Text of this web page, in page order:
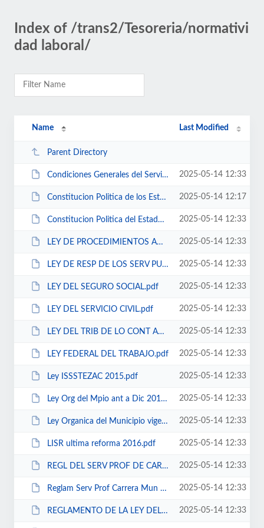
Index of /trans2/Tesoreria/normativi
dad laboral/
Name Last Modified
Parent Directory
Condiciones Generales del Servicio.pdf 2025-05-14 12:33
Constitucion Politica de los Estados Unidos Mexicanos.pdf 2025-05-14 12:17
Constitucion Politica del Estado de Zacatecas.pdf 2025-05-14 12:33
LEY DE PROCEDIMIENTOS ADVOS DEL EDO Y MPIO DE ZAC.pdf 2025-05-14 12:33
LEY DE RESP DE LOS SERV PUB DEL EDO Y MUN ZAC.pdf 2025-05-14 12:33
LEY DEL SEGURO SOCIAL.pdf 2025-05-14 12:33
LEY DEL SERVICIO CIVIL.pdf 2025-05-14 12:33
LEY DEL TRIB DE LO CONT ADMVO DEL EDO Y MPIOS DE ZAC.pdf 2025-05-14 12:33
LEY FEDERAL DEL TRABAJO.pdf 2025-05-14 12:33
Ley ISSSTEZAC 2015.pdf 2025-05-14 12:33
Ley Org del Mpio ant a Dic 2016.pdf 2025-05-14 12:33
Ley Organica del Municipio vigente.pdf 2025-05-14 12:33
LISR ultima reforma 2016.pdf 2025-05-14 12:33
REGL DEL SERV PROF DE CARRERA POLICIALSSP.pdf 2025-05-14 12:33
Reglam Serv Prof Carrera Mun de Gpe Zac 2013.pdf 2025-05-14 12:33
REGLAMENTO DE LA LEY DEL IMPUESTO SOBRE LA RENTA.pdf 2025-05-14 12:33